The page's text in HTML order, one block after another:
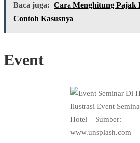
Baca juga: Cara Menghitung Pajak
Contoh Kasusnya
Event
Ilustrasi Event
Hotel – Sumber:
www.unsplash.com